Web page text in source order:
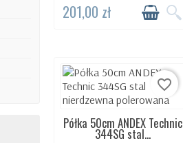
201,00 zł
DOSTĘPNY 24H
favorite_border
Półka 50cm ANDEX Technic
344SG stal...